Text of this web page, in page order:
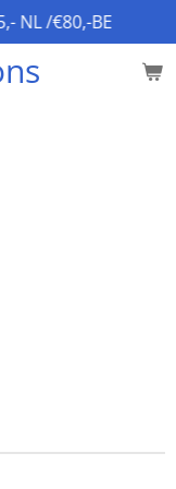
NL /€80,-BE